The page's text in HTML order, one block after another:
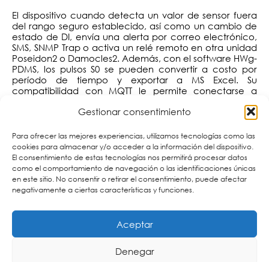
Gestionar consentimiento
Para ofrecer las mejores experiencias, utilizamos tecnologías como las
cookies para almacenar y/o acceder a la información del dispositivo.
El consentimiento de estas tecnologías nos permitirá procesar datos
como el comportamiento de navegación o las identificaciones únicas
en este sitio. No consentir o retirar el consentimiento, puede afectar
negativamente a ciertas características y funciones.
Aceptar
Denegar
El dispositivo cuando detecta un valor de sensor fuera
del rango seguro establecido, así como un cambio de
estado de DI, envía una alerta por correo electrónico,
SMS, SNMP Trap o activa un relé remoto en otra unidad
Poseidon2 o Damocles2. Además, con el software HWg-
PDMS, los pulsos S0 se pueden convertir a costo por
período de tiempo y exportar a MS Excel. Su
compatibilidad con MQTT le permite conectarse a
Poseidon23266deHW Groppuede emplearse para el
monitoreo remoto en entornos de TI, monitoreo de
temperatura, de enfriadores y congeladores; así como
en sistemas de vigilancia y aplicaciones industriales.